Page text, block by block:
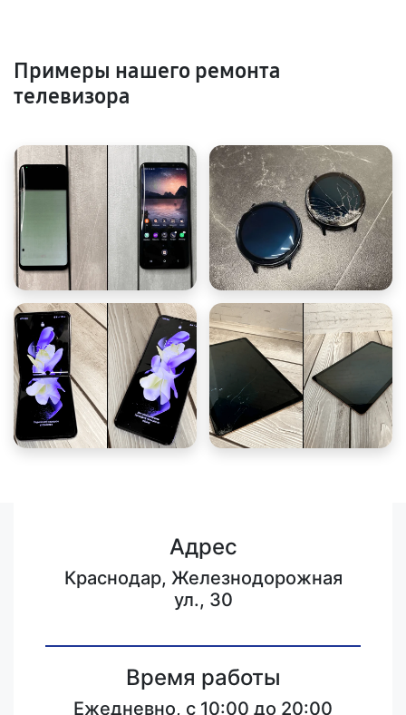
Примеры нашего ремонта
телевизора
Адрес
Краснодар, Железнодорожная
ул., 30
Время работы
Ежедневно, с 10:00 до 20:00